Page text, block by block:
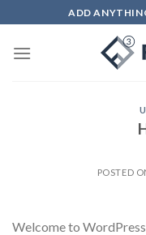
ai
contenuti
ADD
POSTED
Welcome to